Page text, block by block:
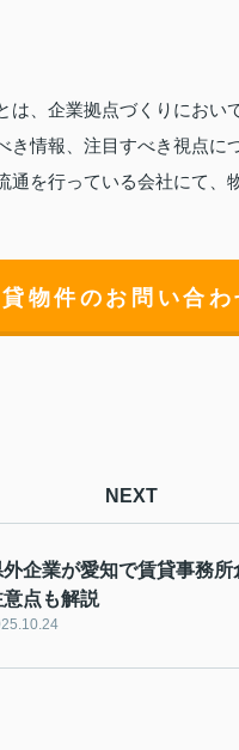
は、企業拠点づくりにお
情報、注目すべき視点に
を行っている会社にて、
物件のお問い合わ
NEXT
外企業が愛知で賃貸事務
意点も解説